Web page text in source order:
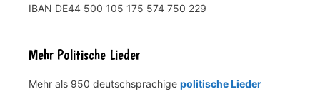
IBAN DE44 500 105 175 574 750 229
Mehr Politische Lieder
Mehr als 950 deutschsprachige politische Lieder